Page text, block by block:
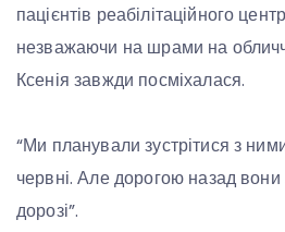
пацієнтів реабілітаційного
незважаючи на шрами на
Ксенія завжди посміхалася.
“Ми планували зустрітися з
червні. Але дорогою назад
дорозі”.